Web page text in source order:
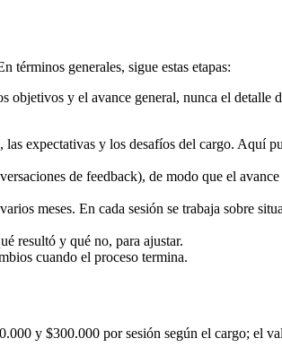
términos generales, sigue estas etapas:
objetivos y el avance general, nunca el detalle
expectativas y los desafíos del cargo. Aquí
de feedback), de modo que el
meses. En cada sesión se trabaja sobre
resultó y qué no, para ajustar.
cuando el proceso termina.
y $300.000 por sesión según el cargo; el